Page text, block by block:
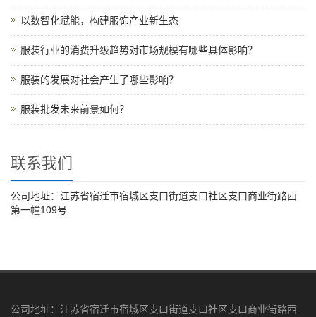
以数智化赋能，构建服饰产业新生态
服装行业的消费升级趋势对市场规模有哪些具体影响？
服装的发展对社会产生了哪些影响？
服装批发未来前景如何？
联系我们
公司地址：江苏省宿迁市宿城区支口街道支口社区支口商业街路西
第一幢109号
公司地址：江苏省宿迁市宿城区支口街道支口社区支口商业街路西